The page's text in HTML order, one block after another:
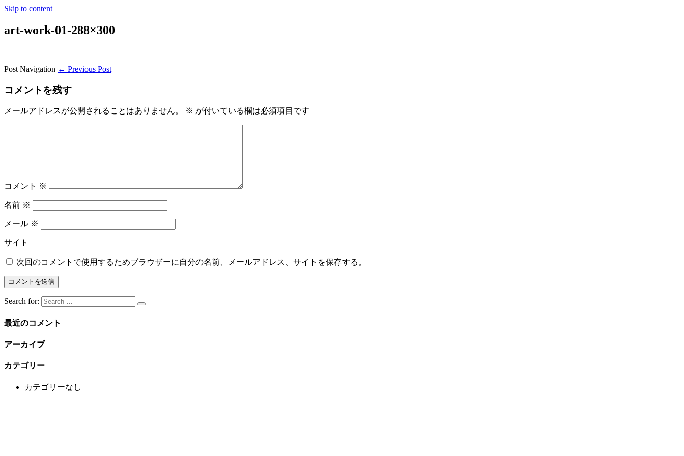
Skip to content
art-work-01-288×300
Post Navigation ← Previous Post
コメントを残す
メールアドレスが公開されることはありません。 ※ が付いている欄は必須項目です
コメント ※
名前 ※
メール ※
サイト
次回のコメントで使用するためブラウザーに自分の名前、メールアドレス、サイトを保存する。
Search for:
最近のコメント
アーカイブ
カテゴリー
カテゴリーなし